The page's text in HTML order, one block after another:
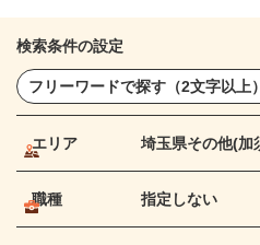
検索条件の設定
エリア 埼玉県その他(加
職種 指定しない